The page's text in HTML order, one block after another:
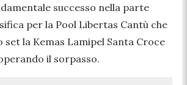
successo nella parte
per la Pool Libertas Cantù che
la Kemas Lamipel Santa Croce
il sorpasso.